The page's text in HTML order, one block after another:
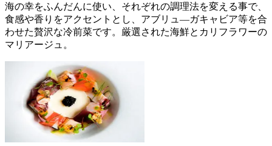
海の幸をふんだんに使い、それぞれの調理法を変える事で、
食感や香りをアクセントとし、アブリュ―ガキャビア等を合
わせた贅沢な冷前菜です。厳選された海鮮とカリフラワーの
マリアージュ。